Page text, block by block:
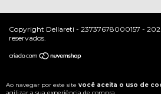
Ao navegar por este site você aceita o uso de
agilizar a sua experiência de compra.
Copyright Dellareti - 23737678000157 -
reservados.